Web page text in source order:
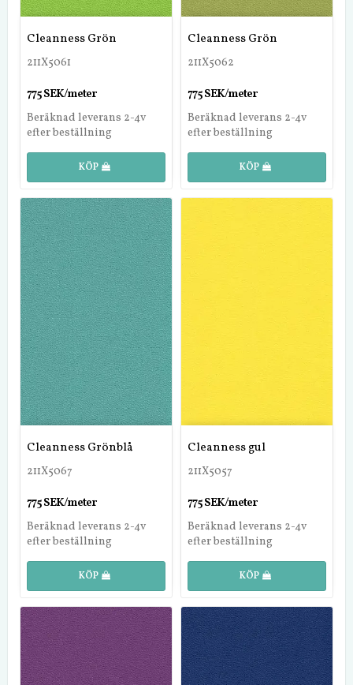
Cleanness Grön
211X5061
775 SEK/meter
Beräknad leverans 2-4v
efter beställning
KÖP
Cleanness Grön
211X5062
775 SEK/meter
Beräknad leverans 2-4v
efter beställning
KÖP
Cleanness Grönblå
211X5067
775 SEK/meter
Beräknad leverans 2-4v
efter beställning
KÖP
Cleanness gul
211X5057
775 SEK/meter
Beräknad leverans 2-4v
efter beställning
KÖP